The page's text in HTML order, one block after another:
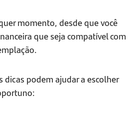
momento, desde que você
que seja compatível com
podem ajudar a escolher